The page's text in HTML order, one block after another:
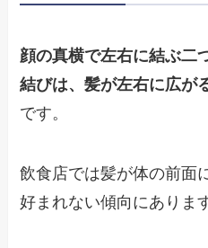
顔の真横で左右に結ぶ二
結びは、髪が左右に広が
です。
飲食店では髪が体の前面
好まれない傾向にありま